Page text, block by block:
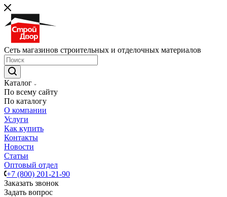
Сеть магазинов строительных и отделочных материалов
Каталог
По всему сайту
По каталогу
О компании
Услуги
Как купить
Контакты
Новости
Статьи
Оптовый отдел
+7 (800) 201-21-90
Заказать звонок
Задать вопрос